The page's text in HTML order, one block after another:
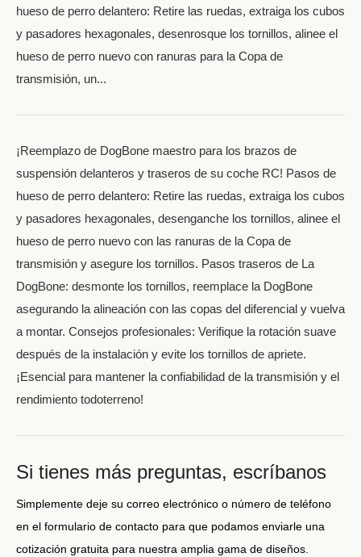
hueso de perro delantero: Retire las ruedas, extraiga los cubos
y pasadores hexagonales, desenrosque los tornillos, alinee el
hueso de perro nuevo con ranuras para la Copa de
transmisión, un...
¡Reemplazo de DogBone maestro para los brazos de
suspensión delanteros y traseros de su coche RC! Pasos de
hueso de perro delantero: Retire las ruedas, extraiga los cubos
y pasadores hexagonales, desenganche los tornillos, alinee el
hueso de perro nuevo con las ranuras de la Copa de
transmisión y asegure los tornillos. Pasos traseros de La
DogBone: desmonte los tornillos, reemplace la DogBone
asegurando la alineación con las copas del diferencial y vuelva
a montar. Consejos profesionales: Verifique la rotación suave
después de la instalación y evite los tornillos de apriete.
¡Esencial para mantener la confiabilidad de la transmisión y el
rendimiento todoterreno!
Si tienes más preguntas, escríbanos
Simplemente deje su correo electrónico o número de teléfono
en el formulario de contacto para que podamos enviarle una
cotización gratuita para nuestra amplia gama de diseños.